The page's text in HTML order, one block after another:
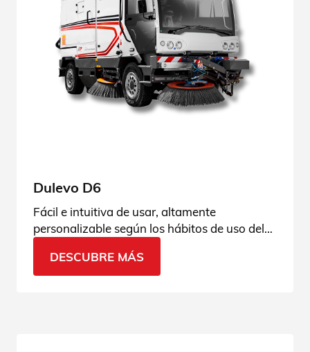
Dulevo D6
Fácil e intuitiva de usar, altamente
personalizable según los hábitos de uso del
continua.
DESCUBRE MÁS